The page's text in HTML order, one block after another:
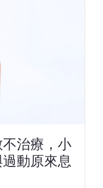
治療，小
動原來息